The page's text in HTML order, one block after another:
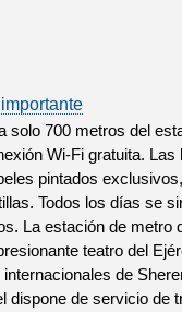
solo 700 metros del
Wi-Fi gratuita.
pintados
Todos los días se
La estación de
teatro del
de
dispone de servicio de